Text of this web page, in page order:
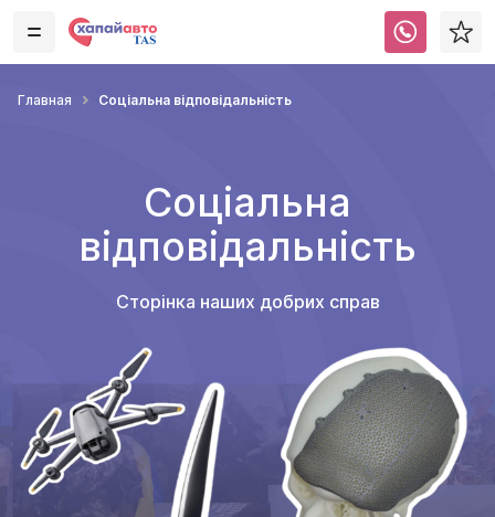
Главная Соціальна відповідальність
Соціальна
відповідальність
Сторінка наших добрих справ